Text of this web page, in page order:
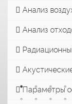
Анализ
Анализ
Параметры